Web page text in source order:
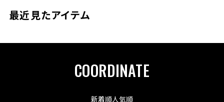
最近見たアイテム
COORDINATE
新着順人気順